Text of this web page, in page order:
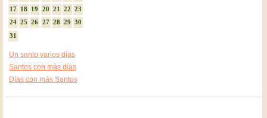
17 18 19 20 21 22
23
24 25 26 27 28 29
30
31
Un santo varios días
Santos con más días
Días con más Santos